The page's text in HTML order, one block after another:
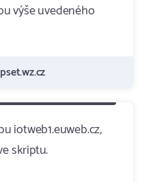
výše uvedeného
iotweb1.euweb.cz,
skriptu.